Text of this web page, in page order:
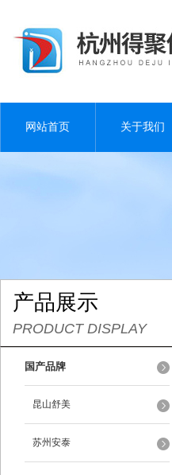
网站首页 关于我们
产品展示
PRODUCT DISPLAY
国产品牌
昆山舒美
苏州安泰